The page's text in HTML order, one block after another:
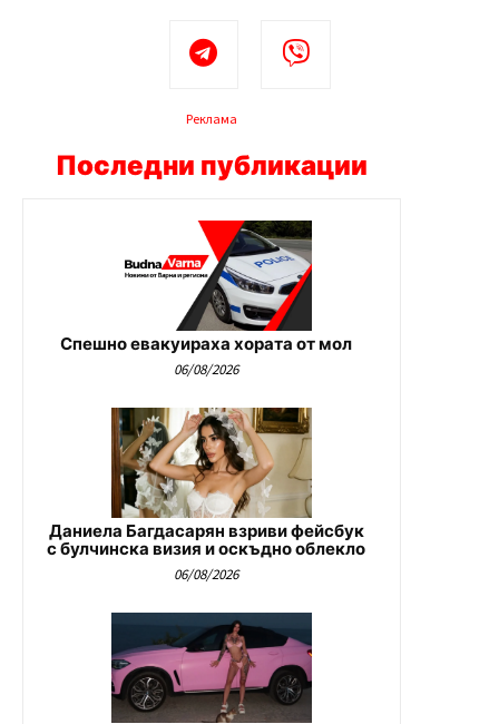
Реклама
Последни публикации
Спешно евакуираха хората от мол
06/08/2026
Даниела Багдасарян взриви фейсбук
с булчинска визия и оскъдно облекло
06/08/2026